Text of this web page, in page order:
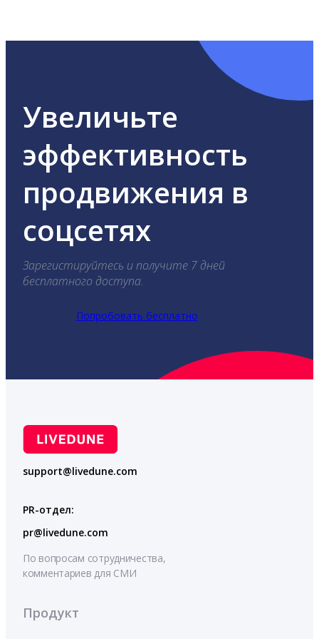
Увеличьте
эффективность
продвижения в
соцсетях
Зарегистируйтесь и получите 7 дней
бесплатного доступа.
Попробовать бесплатно
support@livedune.com
PR-отдел:
pr@livedune.com
По вопросам сотрудничества,
комментариев для СМИ
Продукт